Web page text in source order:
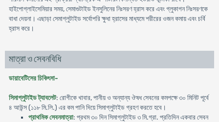
হাইপোগ্লাইসেমিয়ার সময়, সেমাগুটাইড ইনসুলিনের নিঃসরণ হ্রাস করে এবং গ্লুকাগন নিঃসরণকে
বাধা দেয়না। এছাড়া সেমাগ্লুটাইড সর্বোপরি ক্ষুধা হ্রাসের মাধ্যমে শরীরের ওজন কমায় এবং চর্বি
হ্রাস করে।
মাত্রা ও সেবনবিধি
ডায়াবেটিসের চিকিৎসা-
সিমাগ্লুটাইড ট্যাবলেট: রোগীকে খাবার, পানীয় ও অন্যান্য ঔষধ সেবনের কমপক্ষে ৩০ মিনিট পূর্বে
৪ আউন্স (১১৮ মি.লি.) এর কম পানি দিয়ে সিমাগ্লুটাইড গ্রহণ করতে হবে।
প্রাথমিক সেবনমাত্রা: প্রথম ৩০ দিন সিমাগ্লুটাইড ৩ মি.গ্রা. প্রতিদিন একবার সেবন